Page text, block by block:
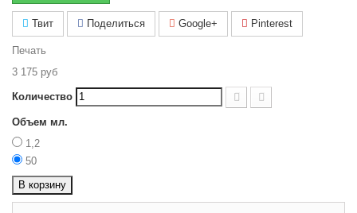
Твит Поделиться Google+ Pinterest
Печать
3 175 руб
Количество
Объем мл.
1,2
50
В корзину